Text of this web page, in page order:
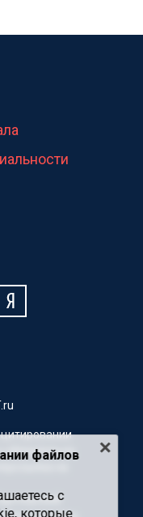
обязательна.
на
файлов
с
которые